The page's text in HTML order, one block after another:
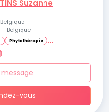
Suzanne
- Belgique
Phytothérapie ...
message
vous